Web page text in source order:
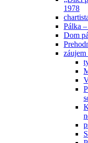
1978
Pálka
Dom